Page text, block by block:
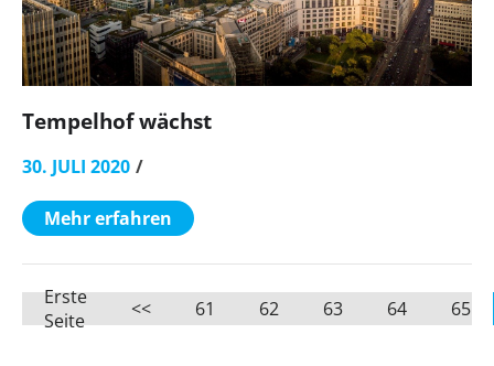
Tempelhof wächst
30. JULI 2020
Mehr erfahren
Erste
Seite
<< 61 62 63 64 65